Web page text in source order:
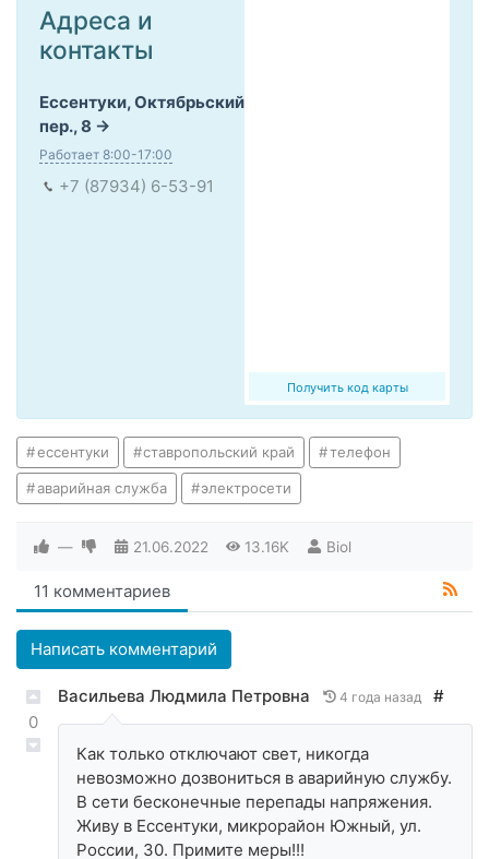
Получить код карты
Адреса и
контакты
Ессентуки, Октябрьский
пер., 8
Работает 8:00-17:00
+7 (87934) 6-53-91
ессентуки ставропольский край телефон
аварийная служба электросети
— 21.06.2022 13.16K Biol
11 комментариев
Написать комментарий
0
Васильева Людмила Петровна 4 года назад #
Как только отключают свет, никогда
невозможно дозвониться в аварийную службу.
В сети бесконечные перепады напряжения.
Живу в Ессентуки, микрорайон Южный, ул.
России, 30. Примите меры!!!